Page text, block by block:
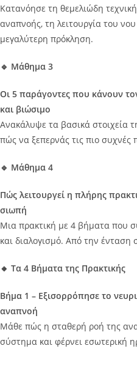
Κατανόησε τη θεμελιώδη
αναπνοής, τη λειτουργία του
μεγαλύτερη πρόκληση.
🔹 Μάθημα 3
Οι 5 παράγοντες που κάνουν
και βιώσιμο
Ανακάλυψε τα βασικά στοιχεία
πώς να ξεπερνάς τις πιο συχνές
🔹 Μάθημα 4
Πώς λειτουργεί η πλήρης
σιωπή
Μια πρακτική με 4 βήματα που
και διαλογισμό. Από την ένταση
🔸 Τα 4 Βήματα της Πρακτικής
Βήμα 1 – Εξισορρόπησε το
αναπνοή
Μάθε πώς η σταθερή ροή της
σύστημα και φέρνει εσωτερική